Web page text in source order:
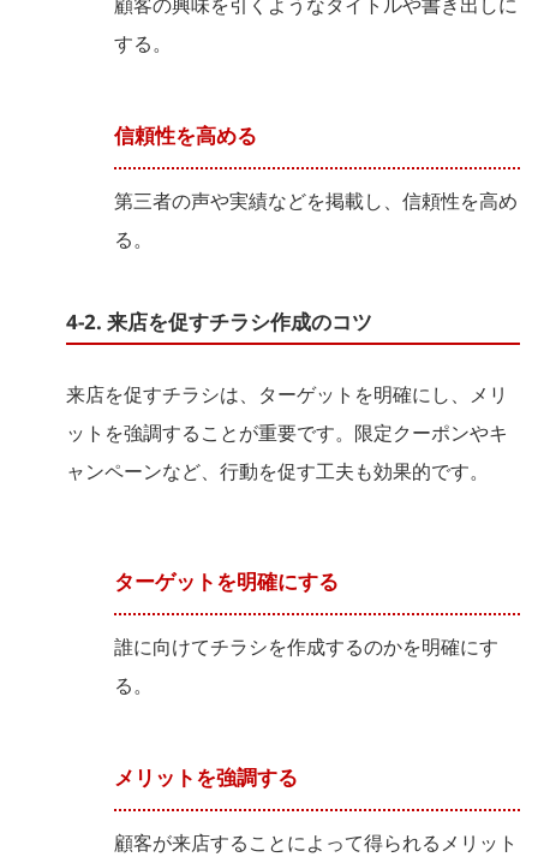
する。
信頼性を高める
第三者の声や実績などを掲載し、信頼性を高め
る。
4-2. 来店を促すチラシ作成のコツ
来店を促すチラシは、ターゲットを明確にし、メリ
ットを強調することが重要です。限定クーポンやキ
ャンペーンなど、行動を促す工夫も効果的です。
ターゲットを明確にする
誰に向けてチラシを作成するのかを明確にす
る。
メリットを強調する
顧客が来店することによって得られるメリット